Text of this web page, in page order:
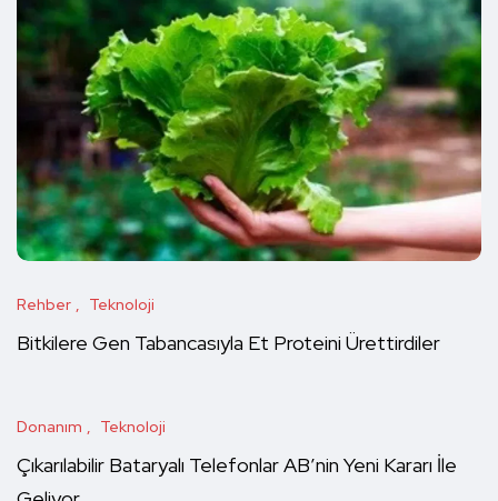
Rehber Teknoloji
Bitkilere Gen Tabancasıyla Et Proteini Ürettirdiler
Donanım Teknoloji
Çıkarılabilir Bataryalı Telefonlar AB’nin Yeni Kararı İle